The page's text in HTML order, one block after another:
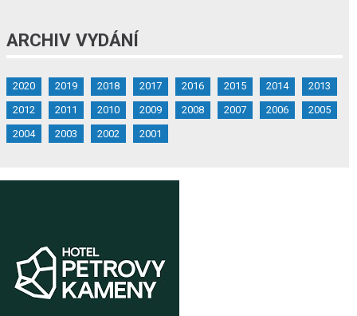
ARCHIV VYDÁNÍ
2020 2019 2018 2017 2016 2015 2014
2013
2012
2011 2010 2009 2008 2007 2006
2005
2004
2003 2002 2001